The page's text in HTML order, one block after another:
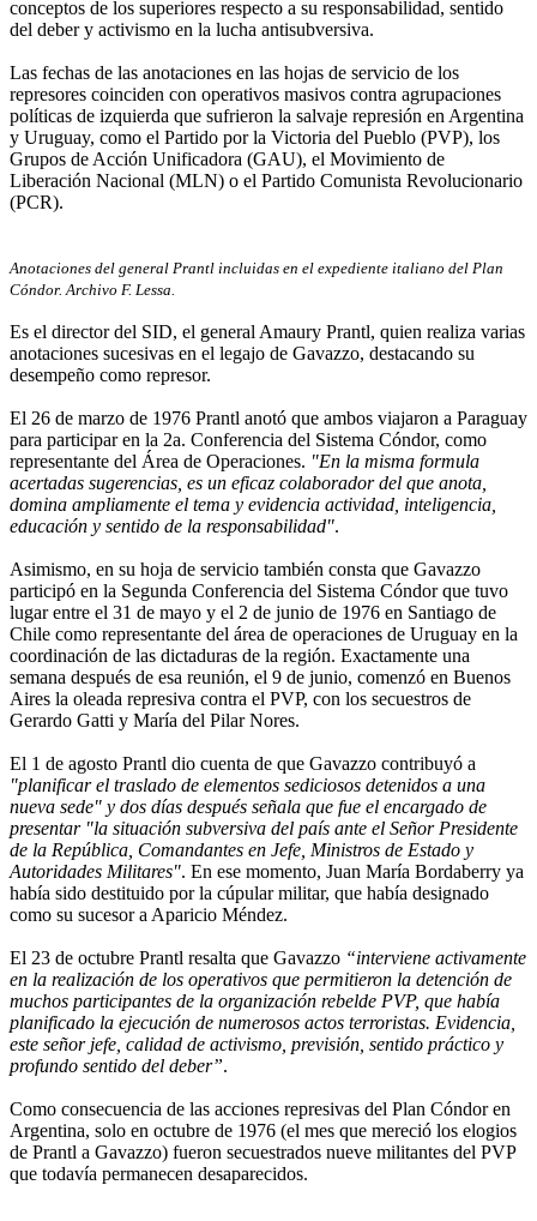
conceptos de los superiores respecto a su responsabilidad, sentido
del deber y activismo en la lucha antisubversiva.
Las fechas de las anotaciones en las hojas de servicio de los
represores coinciden con operativos masivos contra agrupaciones
políticas de izquierda que sufrieron la salvaje represión en Argentina
y Uruguay, como el Partido por la Victoria del Pueblo (PVP), los
Grupos de Acción Unificadora (GAU), el Movimiento de
Liberación Nacional (MLN) o el Partido Comunista Revolucionario
(PCR).
Anotaciones del general Prantl incluidas en el expediente italiano del Plan
Cóndor. Archivo F. Lessa.
Es el director del SID, el general Amaury Prantl, quien realiza varias
anotaciones sucesivas en el legajo de Gavazzo, destacando su
desempeño como represor.
El 26 de marzo de 1976 Prantl anotó que ambos viajaron a Paraguay
para participar en la 2a. Conferencia del Sistema Cóndor, como
representante del Área de Operaciones. "En la misma formula
acertadas sugerencias, es un eficaz colaborador del que anota,
domina ampliamente el tema y evidencia actividad, inteligencia,
educación y sentido de la responsabilidad".
Asimismo, en su hoja de servicio también consta que Gavazzo
participó en la Segunda Conferencia del Sistema Cóndor que tuvo
lugar entre el 31 de mayo y el 2 de junio de 1976 en Santiago de
Chile como representante del área de operaciones de Uruguay en la
coordinación de las dictaduras de la región. Exactamente una
semana después de esa reunión, el 9 de junio, comenzó en Buenos
Aires la oleada represiva contra el PVP, con los secuestros de
Gerardo Gatti y María del Pilar Nores.
El 1 de agosto Prantl dio cuenta de que Gavazzo contribuyó a
"planificar el traslado de elementos sediciosos detenidos a una
nueva sede" y dos días después señala que fue el encargado de
presentar "la situación subversiva del país ante el Señor Presidente
de la República, Comandantes en Jefe, Ministros de Estado y
Autoridades Militares". En ese momento, Juan María Bordaberry ya
había sido destituido por la cúpular militar, que había designado
como su sucesor a Aparicio Méndez.
El 23 de octubre Prantl resalta que Gavazzo “interviene activamente
en la realización de los operativos que permitieron la detención de
muchos participantes de la organización rebelde PVP, que había
planificado la ejecución de numerosos actos terroristas. Evidencia,
este señor jefe, calidad de activismo, previsión, sentido práctico y
profundo sentido del deber”.
Como consecuencia de las acciones represivas del Plan Cóndor en
Argentina, solo en octubre de 1976 (el mes que mereció los elogios
de Prantl a Gavazzo) fueron secuestrados nueve militantes del PVP
que todavía permanecen desaparecidos.